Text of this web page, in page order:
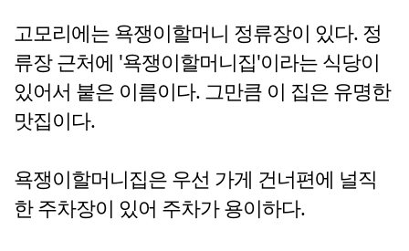
고모리에는 욕쟁이할머니 정류장이 있다. 정
류장 근처에 '욕쟁이할머니집'이라는 식당이
있어서 붙은 이름이다. 그만큼 이 집은 유명한
맛집이다.
욕쟁이할머니집은 우선 가게 건너편에 널직
한 주차장이 있어 주차가 용이하다.